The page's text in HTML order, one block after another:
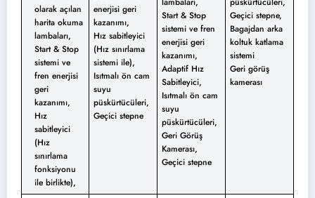
olarak açılan
harita okuma
lambaları,
Start & Stop
sistemi ve
fren enerjisi
geri
kazanımı,
Hız
sabitleyici
(Hız
sınırlama
fonksiyonu
ile birlikte),
enerjisi geri
kazanımı,
Hız sabitleyici
(Hız sınırlama
sistemi ile),
Isıtmalı ön cam
suyu
püskürtücüleri,
Geçici stepne
Start & Stop
sistemi ve fren
enerjisi geri
kazanımı,
Adaptif Hız
Sabitleyici,
Isıtmalı ön cam
suyu
püskürtücüleri,
Geri Görüş
Kamerası,
Geçici stepne
Geçici stepne,
Bagajdan arka
koltuk katlama
sistemi
Geri görüş
kamerası